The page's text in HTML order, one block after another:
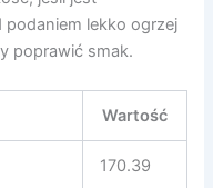
lekko ogrzej
poprawić smak.
Wartość
170.39